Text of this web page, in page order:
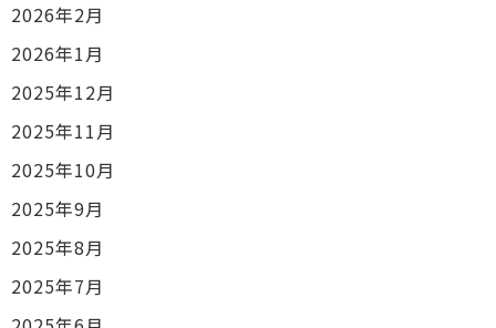
2026年2月
2026年1月
2025年12月
2025年11月
2025年10月
2025年9月
2025年8月
2025年7月